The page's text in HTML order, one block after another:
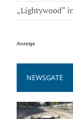
„Lightywood“
Anzeige
NEWSGATE